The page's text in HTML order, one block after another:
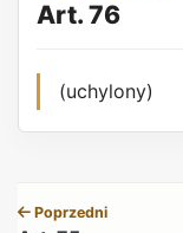
Art. 76
(uchylony)
Poprzedni